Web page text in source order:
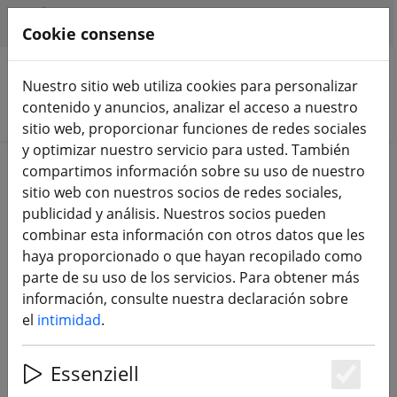
Buscar productos
Home Componentes
Componentes
470 Products
Unterkategorien
MARCOS
Cookie consense
Nuestro sitio web utiliza cookies para personalizar
contenido y anuncios, analizar el acceso a nuestro
sitio web, proporcionar funciones de redes sociales
y optimizar nuestro servicio para usted. También
compartimos información sobre su uso de nuestro
sitio web con nuestros socios de redes sociales,
publicidad y análisis. Nuestros socios pueden
combinar esta información con otros datos que les
haya proporcionado o que hayan recopilado como
parte de su uso de los servicios. Para obtener más
información, consulte nuestra declaración sobre
el intimidad.
Essenziell